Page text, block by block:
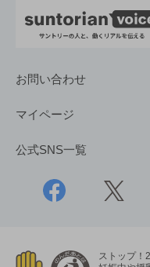
お問い合わせ
マイページ
公式SNS一覧
ストップ！